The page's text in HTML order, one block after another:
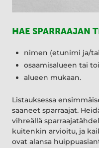
HAE SPARRAAJAN
nimen (etunimi ja/
osaamisalueen tai
alueen mukaan.
Listauksessa
saaneet sparraajat.
vihreällä
kuitenkin arvioitu, ja
ovat alansa